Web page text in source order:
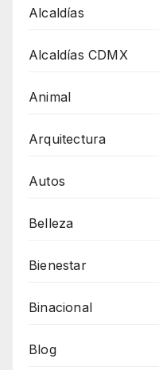
Alcaldías
Alcaldías CDMX
Animal
Arquitectura
Autos
Belleza
Bienestar
Binacional
Blog